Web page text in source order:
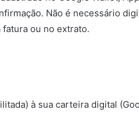
Não é necessário
ou no extrato.
à sua carteira digital